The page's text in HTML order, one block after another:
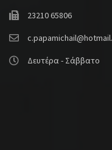
23210 65806
Δευτέρα - Σάββατο